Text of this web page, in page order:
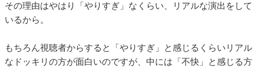
その理由はやはり「やりすぎ」なくらい、リアルな演出をして
いるから。
もちろん視聴者からすると「やりすぎ」と感じるくらいリアル
なドッキリの方が面白いのですが、中には「不快」と感じる方